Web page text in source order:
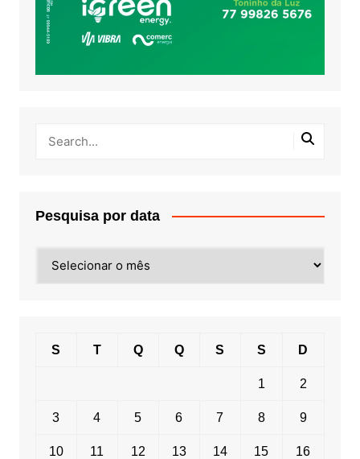
Pesquisa por data
por
S T Q Q S S D
1 2
3 4 5 6 7 8 9
10 11 12 13 14 15 16